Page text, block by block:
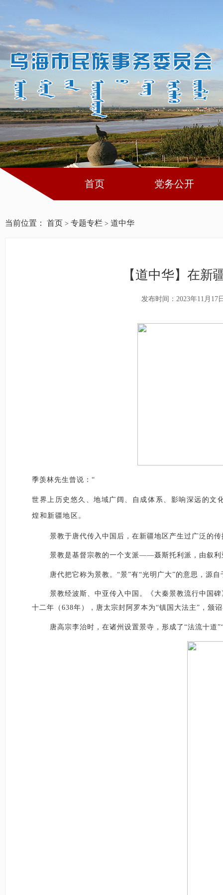
首页 党务公开
当前位置： 首页 > 专题专栏 > 道中华
【道中华】在
发布时间：2023年11月17
季羡林先生曾说： “
世界上历史悠久、地域广阔、自成体系、影响深远的
煌和新疆地区。
景教于唐代传入中国后，在新疆地区产生过广泛的
景教是基督宗教的一个支派——聂斯托利派，由叙利
唐代把它称为景教。 “景”有“光明广大”的意思，源
景教经波斯、中亚传入中国。《大秦景教流行中国
十二年（638年），唐太宗封阿罗本为“镇国大法主”，颁
唐高宗李治时，在诸州设置景寺，形成了 “法流十道